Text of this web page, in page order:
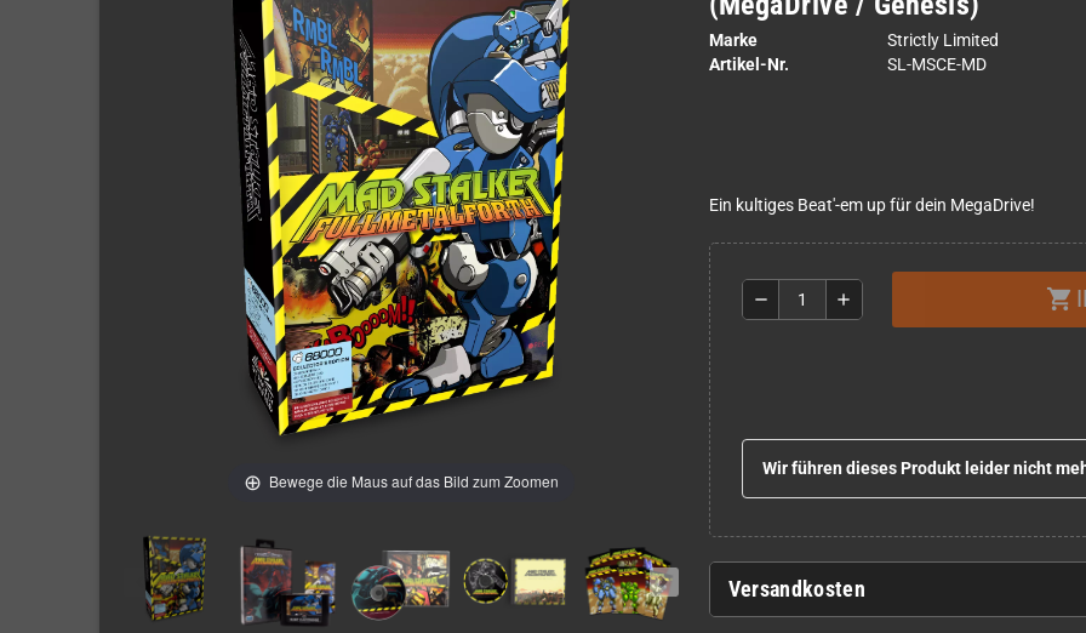
Bewege die Maus auf das Bild zum Zoomen
Marke
Strictly Limited
Artikel-Nr.
SL-MSCE-MD
Ein kultiges Beat'-em up für dein MegaDrive!
remove add shopping_cart
Wir führen dieses Produkt leider nicht
Versandkosten